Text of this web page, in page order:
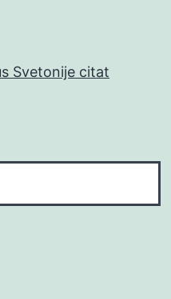
Svetonije citat